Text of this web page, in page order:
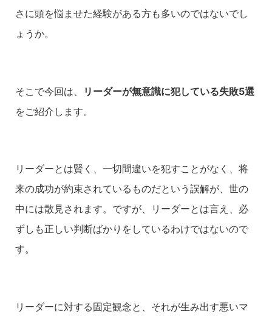
さに頭を悩ませた経験がある方も多いのではないでし
ょうか。
そこで今回は、
リーダーが無意識に犯している失敗5選
をご紹介します。
リーダーとは賢く、一切間違いを犯すことがなく、将
来の成功が約束されているものだという誤解が、世の
中には散見されます。ですが、リーダーとは言え、必
ずしも正しい判断ばかりをしているわけではないので
す。
リーダーに対する固定観念と、それが生み出す悪いマ